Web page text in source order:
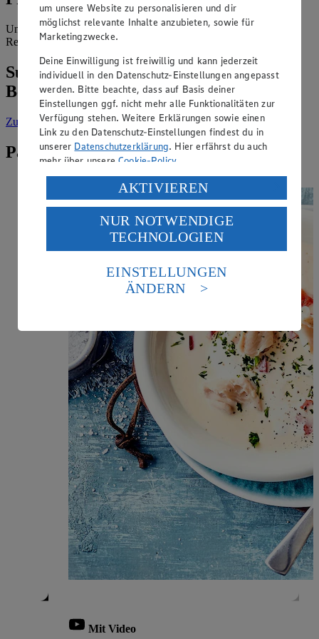
Unter der Marke EDEKA werden tiefgekühlte ganze
Regenbogenforellen angeboten.
Suche weitere Lebensmittel aus dem
Bereich „Fisch & Meeresfrüchte“
Zur Suchevorgefiltert nach Kategorie: Fisch & Meeresfrüchte
Passende Rezepte zu Forelle
Mit Video
um unsere Website zu personalisieren und dir
möglichst relevante Inhalte anzubieten, sowie für
Marketingzwecke.
Deine Einwilligung ist freiwillig und kann jederzeit
individuell in den Datenschutz-Einstellungen angepasst
werden. Bitte beachte, dass auf Basis deiner
Einstellungen ggf. nicht mehr alle Funktionalitäten zur
Verfügung stehen. Weitere Erklärungen sowie einen
Link zu den Datenschutz-Einstellungen findest du in
unserer Datenschutzerklärung. Hier erfährst du auch
mehr über unsereCookie-Policy.
Verarbeitung deiner personenbezogenen Daten in den
USA durch Facebook und YouTube:
Wenn du auf „Aktivieren“ klickst, willigst du im Sinne
des Art. 49 Abs. 1 Satz 1 lit. a) DSGVO ein, dass deine
Daten in den USA verarbeitet werden. Der EuGH sieht
die USA als Land mit einem nach europäischen
Standards nicht angemessenen Datenschutzniveau an.
Es besteht das Risiko eines Zugriffs durch US-
Informationen zum Herausgeber der Seite findest du
Impressum
AKTIVIEREN
NUR NOTWENDIGE
TECHNOLOGIEN
EINSTELLUNGEN
ÄNDERN